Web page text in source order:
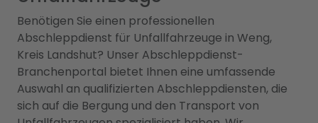
Benötigen Sie einen professionellen
Abschleppdienst für Unfallfahrzeuge in Weng,
Kreis Landshut? Unser Abschleppdienst-
Branchenportal bietet Ihnen eine umfassende
Auswahl an qualifizierten Abschleppdiensten, die
sich auf die Bergung und den Transport von